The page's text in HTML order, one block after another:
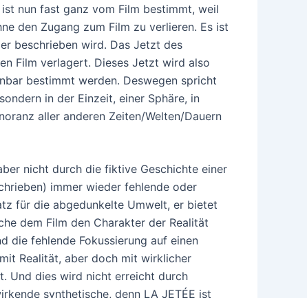
nun fast ganz vom Film bestimmt, weil
den Zugang zum Film zu verlieren. Es ist
beschrieben wird. Das Jetzt des
Film verlagert. Dieses Jetzt wird also
bestimmt werden. Deswegen spricht
in der Einzeit, einer Sphäre, in
aller anderen Zeiten/Welten/Dauern
nicht durch die fiktive Geschichte einer
immer wieder fehlende oder
für die abgedunkelte Umwelt, er bietet
dem Film den Charakter der Realität
die fehlende Fokussierung auf einen
Realität, aber doch mit wirklicher
Und dies wird nicht erreicht durch
synthetische, denn LA JETÉE ist